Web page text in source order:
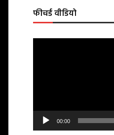
फीचर्ड वीडियो
00:00